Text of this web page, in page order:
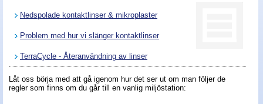
Tillverkare - linser
Linstillbehör
Nyheter - linser
Nedspolade kontaktlinser & mikroplaster
Problem med hur vi slänger kontaktlinser
TerraCycle - Återanvändning av linser
Låt oss börja med att gå igenom hur det ser ut om man följer de
regler som finns om du går till en vanlig miljöstation: